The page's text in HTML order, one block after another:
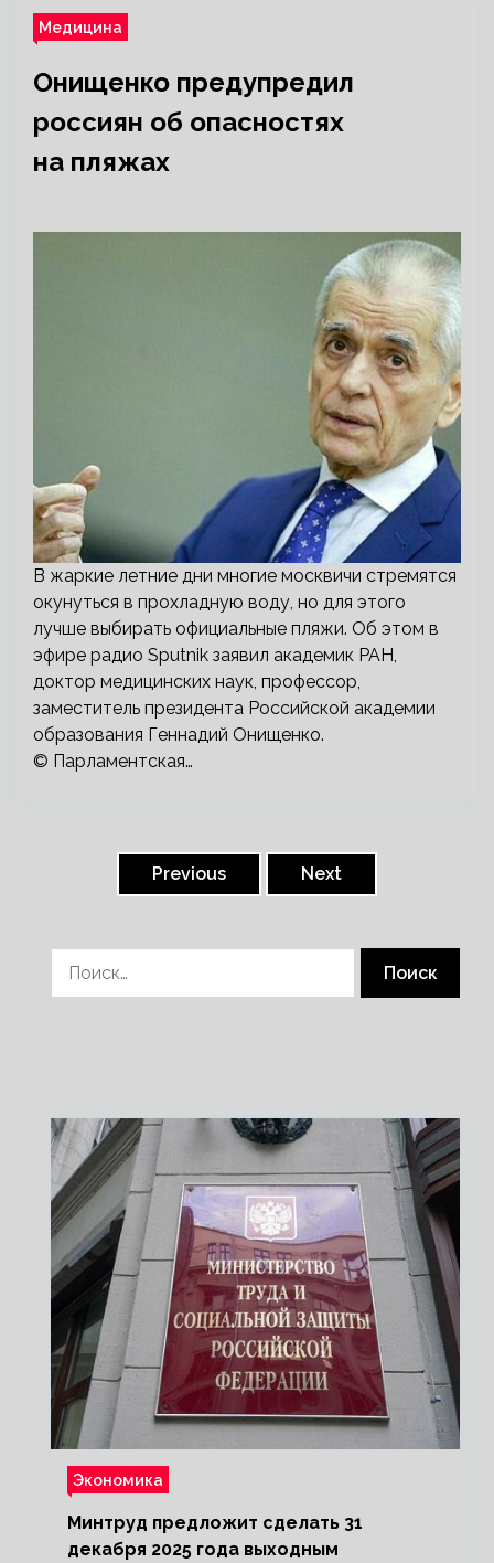
Медицина
Онищенко предупредил
россиян об опасностях
на пляжах
В жаркие летние дни многие москвичи стремятся
окунуться в прохладную воду, но для этого
лучше выбирать официальные пляжи. Об этом в
эфире радио Sputnik заявил академик РАН,
доктор медицинских наук, профессор,
заместитель президента Российской академии
образования Геннадий Онищенко.
© Парламентская…
Previous Next
Экономика
Минтруд предложит сделать 31
декабря 2025 года выходным